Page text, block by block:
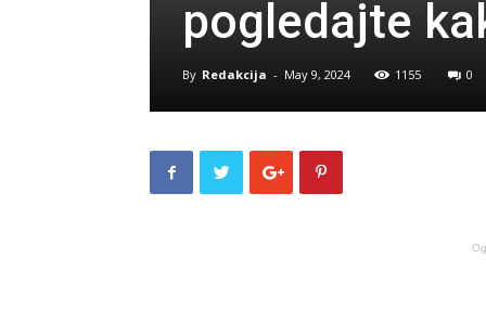
pogledajte
By Redakcija - May 9, 2024 1155 0